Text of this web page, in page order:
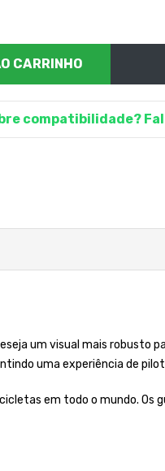
compatibilidade?
um visual mais robusto
uma experiência de
em todo o mundo. Os